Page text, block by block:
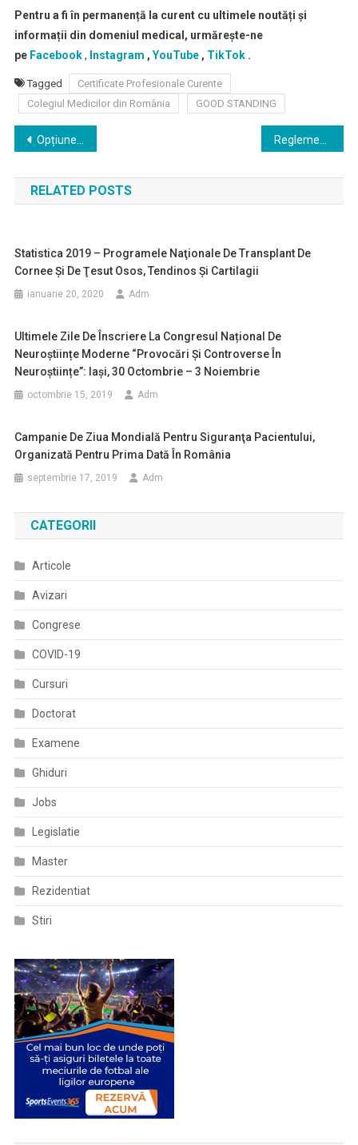
Pentru a fi în permanență la curent cu ultimele noutăți și
informații din domeniul medical, urmărește-ne
pe Facebook, Instagram , YouTube, TikTok.
Tagged
Certificate Profesionale Curente
Colegiul Medicilor din România
GOOD STANDING
Navigare
în
articole
Opțiune terapeutică pentru managementul greutății pe termen lung, disponibilă pacienților români
RELATED POSTS
Statistica 2019 – Programele Naţionale De Transplant De
Cornee Și De Ţesut Osos, Tendinos Şi Cartilagii
ianuarie 20, 2020 Adm
Ultimele Zile De Înscriere La Congresul Național De
Neuroștiințe Moderne “Provocări Și Controverse În
Neuroștiințe”: Iași, 30 Octombrie – 3 Noiembrie
octombrie 15, 2019 Adm
Campanie De Ziua Mondială Pentru Siguranţa Pacientului,
Organizată Pentru Prima Dată În România
septembrie 17, 2019 Adm
CATEGORII
Articole
Avizari
Congrese
COVID-19
Cursuri
Doctorat
Examene
Ghiduri
Jobs
Legislatie
Master
Rezidentiat
Stiri